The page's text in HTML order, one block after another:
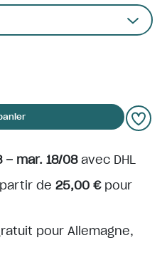
– mar. 18/08avec DHL
de 25,00 €pour
pour Allemagne,